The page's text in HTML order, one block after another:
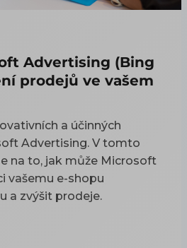
Advertising (Bing
prodejů ve vašem
a účinných
V tomto
na to, jak může Microsoft
vašemu e-shopu
a zvýšit prodeje.